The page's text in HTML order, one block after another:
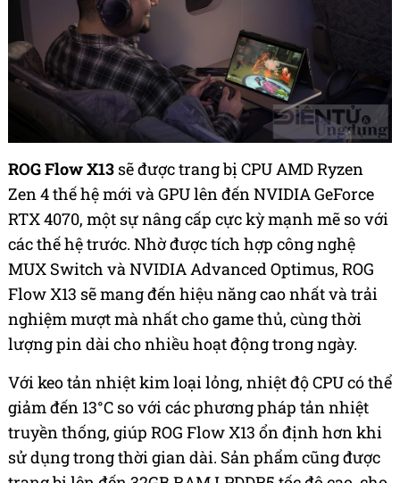
ROG Flow X13 sẽ được trang bị CPU AMD Ryzen
Zen 4 thế hệ mới và GPU lên đến NVIDIA GeForce
RTX 4070, một sự nâng cấp cực kỳ mạnh mẽ so với
các thế hệ trước. Nhờ được tích hợp công nghệ
MUX Switch và NVIDIA Advanced Optimus, ROG
Flow X13 sẽ mang đến hiệu năng cao nhất và trải
nghiệm mượt mà nhất cho game thủ, cùng thời
lượng pin dài cho nhiều hoạt động trong ngày.
Với keo tản nhiệt kim loại lỏng, nhiệt độ CPU có thể
giảm đến 13°C so với các phương pháp tản nhiệt
truyền thống, giúp ROG Flow X13 ổn định hơn khi
sử dụng trong thời gian dài. Sản phẩm cũng được